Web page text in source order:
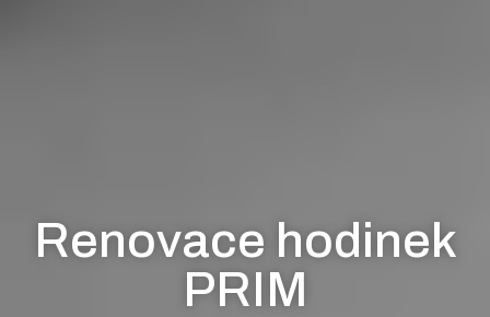
Renovace hodinek
PRIM